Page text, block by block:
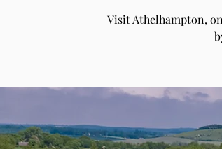
Visit Athelhampton,